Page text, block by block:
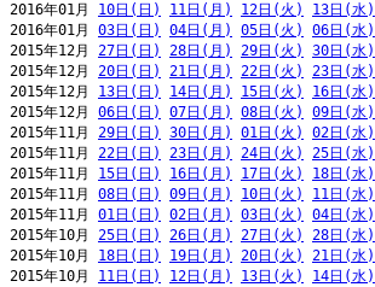
2016年01月 10日(日) 11日(月) 12日(火) 13日(水)
2016年01月 03日(日) 04日(月) 05日(火) 06日(水)
2015年12月 27日(日) 28日(月) 29日(火) 30日(水)
2015年12月 20日(日) 21日(月) 22日(火) 23日(水)
2015年12月 13日(日) 14日(月) 15日(火) 16日(水)
2015年12月 06日(日) 07日(月) 08日(火) 09日(水)
2015年11月 29日(日) 30日(月) 01日(火) 02日(水)
2015年11月 22日(日) 23日(月) 24日(火) 25日(水)
2015年11月 15日(日) 16日(月) 17日(火) 18日(水)
2015年11月 08日(日) 09日(月) 10日(火) 11日(水)
2015年11月 01日(日) 02日(月) 03日(火) 04日(水)
2015年10月 25日(日) 26日(月) 27日(火) 28日(水)
2015年10月 18日(日) 19日(月) 20日(火) 21日(水)
2015年10月 11日(日) 12日(月) 13日(火) 14日(水)